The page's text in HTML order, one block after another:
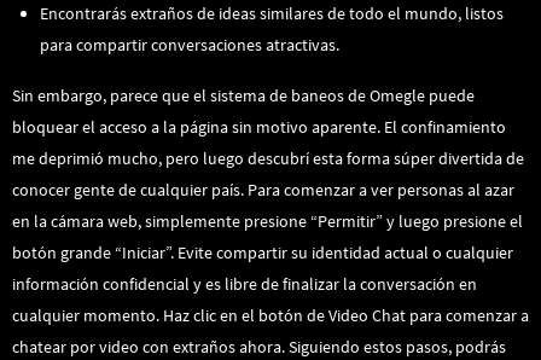
Encontrarás extraños de ideas similares de todo el mundo, listos
para compartir conversaciones atractivas.
Sin embargo, parece que el sistema de baneos de Omegle puede
bloquear el acceso a la página sin motivo aparente. El confinamiento
me deprimió mucho, pero luego descubrí esta forma súper divertida de
conocer gente de cualquier país. Para comenzar a ver personas al azar
en la cámara web, simplemente presione “Permitir” y luego presione el
botón grande “Iniciar”. Evite compartir su identidad actual o cualquier
información confidencial y es libre de finalizar la conversación en
cualquier momento. Haz clic en el botón de Video Chat para comenzar a
chatear por video con extraños ahora. Siguiendo estos pasos, podrás